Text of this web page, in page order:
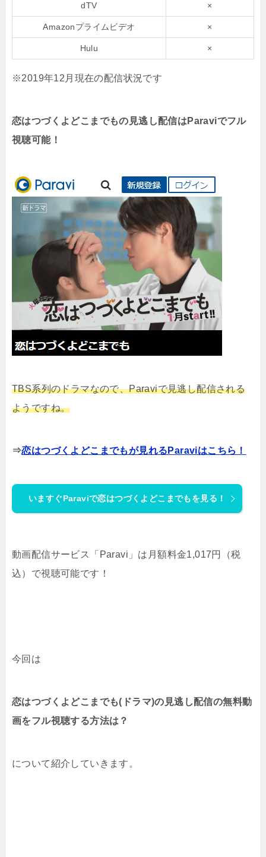
dTV ×
Amazonプライムビデオ ×
Hulu ×
※2019年12月現在の配信状況です
恋はつづくよどこまでもの見逃し配信はParaviでフル
視聴可能！
TBS系列のドラマなので、Paraviで見逃し配信される
ようですね。
⇒恋はつづくよどこまでもが見れるParaviはこちら！
いますぐParaviで恋はつづくよどこまでもを見る！
動画配信サービス「Paravi」は月額料金1,017円（税
込）で視聴可能です！
今回は
恋はつづくよどこまでも(ドラマ)の見逃し配信の無料動
画をフル視聴する方法は？
について紹介していきます。